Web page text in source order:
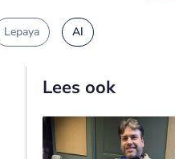
Lepaya AI
Lees ook